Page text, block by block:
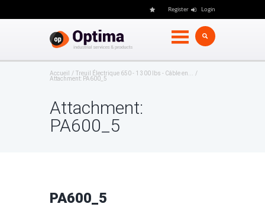
Register Login
Accueil
Treuil Électrique 650 - 1 300 lbs - Câble en...
Attachment: PA600_5
Attachment:
PA600_5
PA600_5